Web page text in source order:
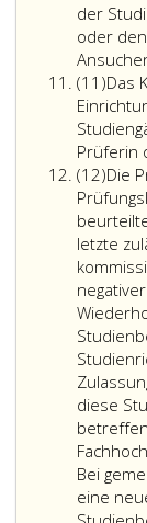
der
oder
(11)
11
Das
Prüferin
(12)
12
Die
letzte
diese
Bei
eine